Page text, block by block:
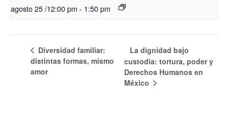
agosto 25 /12:00 pm - 1:50 pm
Diversidad familiar:
distintas formas, mismo
amor
La dignidad bajo
custodia: tortura, poder y
Derechos Humanos en
México